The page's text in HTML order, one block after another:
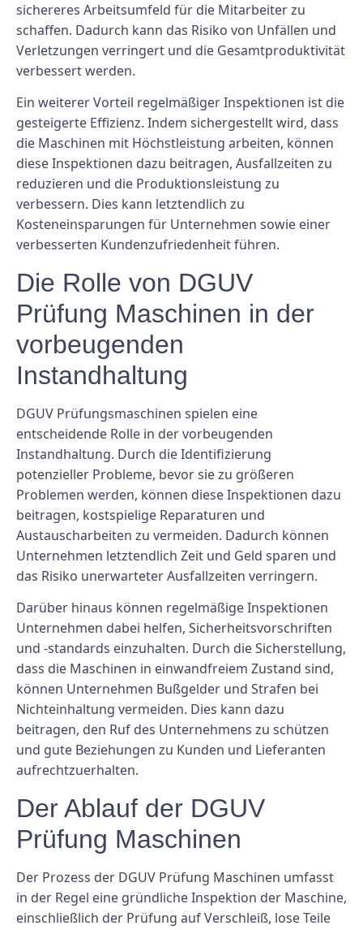
sichereres Arbeitsumfeld für die Mitarbeiter zu
schaffen. Dadurch kann das Risiko von Unfällen und
Verletzungen verringert und die Gesamtproduktivität
verbessert werden.
Ein weiterer Vorteil regelmäßiger Inspektionen ist die
gesteigerte Effizienz. Indem sichergestellt wird, dass
die Maschinen mit Höchstleistung arbeiten, können
diese Inspektionen dazu beitragen, Ausfallzeiten zu
reduzieren und die Produktionsleistung zu
verbessern. Dies kann letztendlich zu
Kosteneinsparungen für Unternehmen sowie einer
verbesserten Kundenzufriedenheit führen.
Die Rolle von DGUV
Prüfung Maschinen in der
vorbeugenden
Instandhaltung
DGUV Prüfungsmaschinen spielen eine
entscheidende Rolle in der vorbeugenden
Instandhaltung. Durch die Identifizierung
potenzieller Probleme, bevor sie zu größeren
Problemen werden, können diese Inspektionen dazu
beitragen, kostspielige Reparaturen und
Austauscharbeiten zu vermeiden. Dadurch können
Unternehmen letztendlich Zeit und Geld sparen und
das Risiko unerwarteter Ausfallzeiten verringern.
Darüber hinaus können regelmäßige Inspektionen
Unternehmen dabei helfen, Sicherheitsvorschriften
und -standards einzuhalten. Durch die Sicherstellung,
dass die Maschinen in einwandfreiem Zustand sind,
können Unternehmen Bußgelder und Strafen bei
Nichteinhaltung vermeiden. Dies kann dazu
beitragen, den Ruf des Unternehmens zu schützen
und gute Beziehungen zu Kunden und Lieferanten
aufrechtzuerhalten.
Der Ablauf der DGUV
Prüfung Maschinen
Der Prozess der DGUV Prüfung Maschinen umfasst
in der Regel eine gründliche Inspektion der Maschine,
einschließlich der Prüfung auf Verschleiß, lose Teile